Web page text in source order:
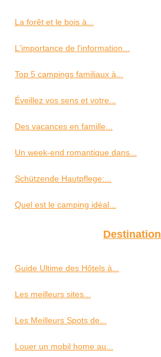
La forêt et le bois à...
L'importance de l'information...
Top 5 campings familiaux à...
Éveillez vos sens et votre...
Des vacances en famille...
Un week-end romantique dans...
Schützende Hautpflege:...
Quel est le camping idéal...
Destination
Guide Ultime des Hôtels à...
Les meilleurs sites...
Les Meilleurs Spots de...
Louer un mobil home au...